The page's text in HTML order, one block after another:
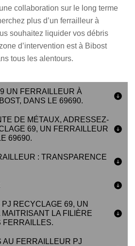
collaboration sur le long terme
plus d’un ferrailleur à
souhaitez liquider vos débris
d’intervention est à Bibost
tous les alentours.
UN FERRAILLEUR À
DANS LE 69690.
DE MÉTAUX, ADRESSEZ-
69, UN FERRAILLEUR
69690.
: TRANSPARENCE
RECYCLAGE 69, UN
LA FILIÈRE
FERRAILLES.
AU FERRAILLEUR PJ